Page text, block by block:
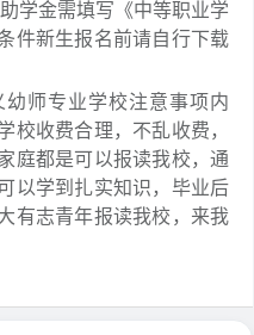
学金需填写《中等职业学
件新生报名前请自行下载
师专业学校注意事项内
校收费合理，不乱收费，
庭都是可以报读我校，通
以学到扎实知识，毕业后
有志青年报读我校，来我